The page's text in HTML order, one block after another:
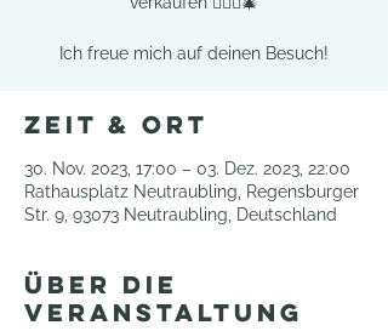
Ich freue mich auf deinen Besuch!
Zeit & Ort
30. Nov. 2023, 17:00 – 03. Dez. 2023, 22:00
Rathausplatz Neutraubling, Regensburger
Str. 9, 93073 Neutraubling, Deutschland
Über die
Veranstaltung